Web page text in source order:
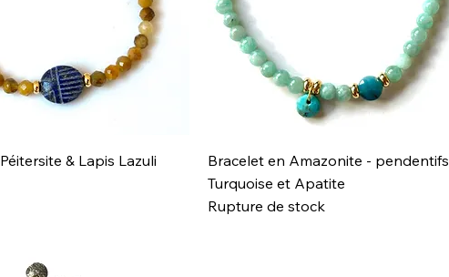
& Lapis Lazuli
Bracelet en Amazonite - pendentifs
Turquoise et Apatite
Rupture de stock